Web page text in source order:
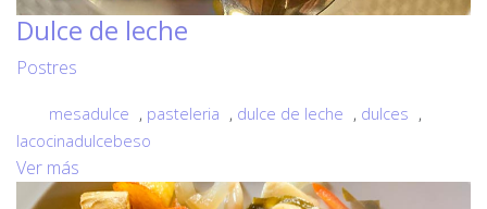
Dulce de leche
Postres
mesadulce , pasteleria , dulce de leche , dulces ,
lacocinadulcebeso
Ver más